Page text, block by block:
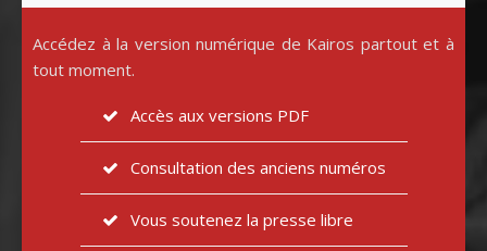
Accédez à la version numérique de Kairos partout et à
tout moment.
Accès aux versions PDF
Consultation des anciens numéros
Vous soutenez la presse libre